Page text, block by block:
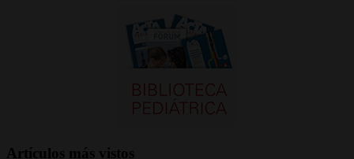
Artículos más vistos